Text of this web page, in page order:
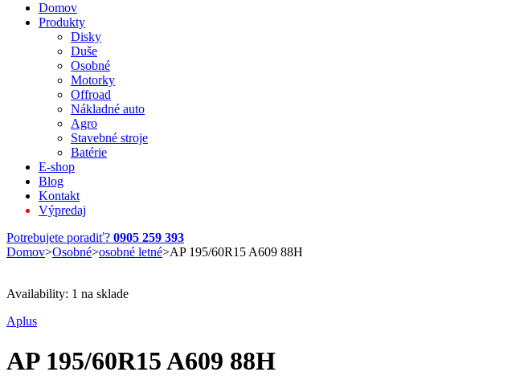
Domov
Produkty
Disky
Duše
Osobné
Motorky
Offroad
Nákladné auto
Agro
Stavebné stroje
Batérie
E-shop
Blog
Kontakt
Výpredaj
Potrebujete poradiť? 0905 259 393
Domov>Osobné>osobné letné>AP 195/60R15 A609 88H
Availability: 1 na sklade
Aplus
AP 195/60R15 A609 88H